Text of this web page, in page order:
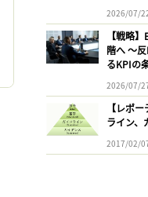
2026/07/
【戦略
階へ 〜
るKPIの
2026/07/
【レポ
ライン、
2017/02/